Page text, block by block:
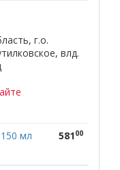
г.о.
влд.
мл
58100